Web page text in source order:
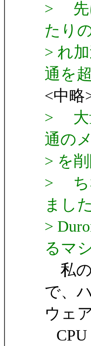
> 先
たり
> れ
通を
<中略
> 大
通の
> を
> ち
まし
>
るマ
私の
で、
ウェ